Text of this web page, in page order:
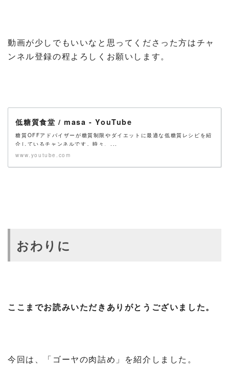
動画が少しでもいいなと思ってくださった方はチャ
ンネル登録の程よろしくお願いします。
低糖質食堂 / masa - YouTube
糖質OFFアドバイザーが糖質制限やダイエットに最適な低糖質レシピを紹
介しているチャンネルです。時々、...
www.youtube.com
おわりに
ここまでお読みいただきありがとうございました。
今回は、「ゴーヤの肉詰め」を紹介しました。